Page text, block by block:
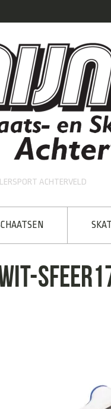
ACHTERVELD